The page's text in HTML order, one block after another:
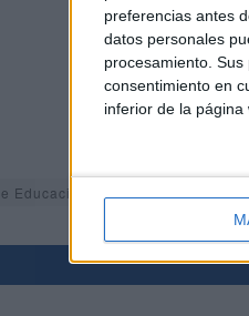
preferencias antes
datos personales
procesamiento.
consentimiento en
inferior de la página
Educación y FP (MEFP)